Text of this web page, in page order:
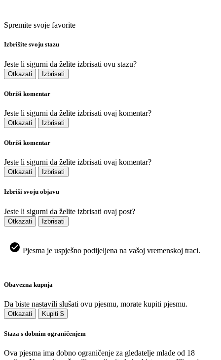
Spremite svoje favorite
Izbrišite svoju stazu
Jeste li sigurni da želite izbrisati ovu stazu?
Otkazati Izbrisati
Obriši komentar
Jeste li sigurni da želite izbrisati ovaj komentar?
Otkazati Izbrisati
Obriši komentar
Jeste li sigurni da želite izbrisati ovaj komentar?
Otkazati Izbrisati
Izbriši svoju objavu
Jeste li sigurni da želite izbrisati ovaj post?
Otkazati Izbrisati
Pjesma je uspješno podijeljena na vašoj vremenskoj traci.
Obavezna kupnja
Da biste nastavili slušati ovu pjesmu, morate kupiti pjesmu.
Otkazati Kupiti $
Staza s dobnim ograničenjem
Ova pjesma ima dobno ograničenje za gledatelje mlađe od 18